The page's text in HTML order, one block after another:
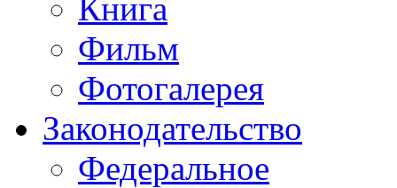
Книга
Фильм
Фотогалерея
Законодательство
Федеральное